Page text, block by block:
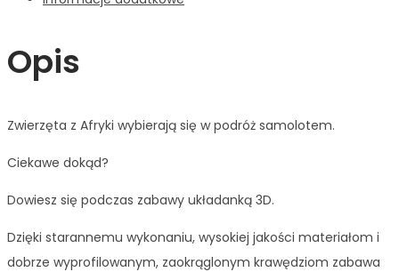
Opis
Zwierzęta z Afryki wybierają się w podróż samolotem.
Ciekawe dokąd?
Dowiesz się podczas zabawy układanką 3D.
Dzięki starannemu wykonaniu, wysokiej jakości materiałom i
dobrze wyprofilowanym, zaokrąglonym krawędziom zabawa